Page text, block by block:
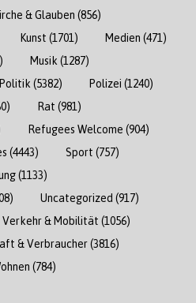
& Glauben (856)
Kunst (1701) Medien (471)
Musik(1287)
Politik(5382) Polizei (1240)
Rat (981)
Refugees Welcome (904)
(4443) Sport (757)
(1133)
Uncategorized (917)
Verkehr & Mobilität (1056)
& Verbraucher(3816)
(784)